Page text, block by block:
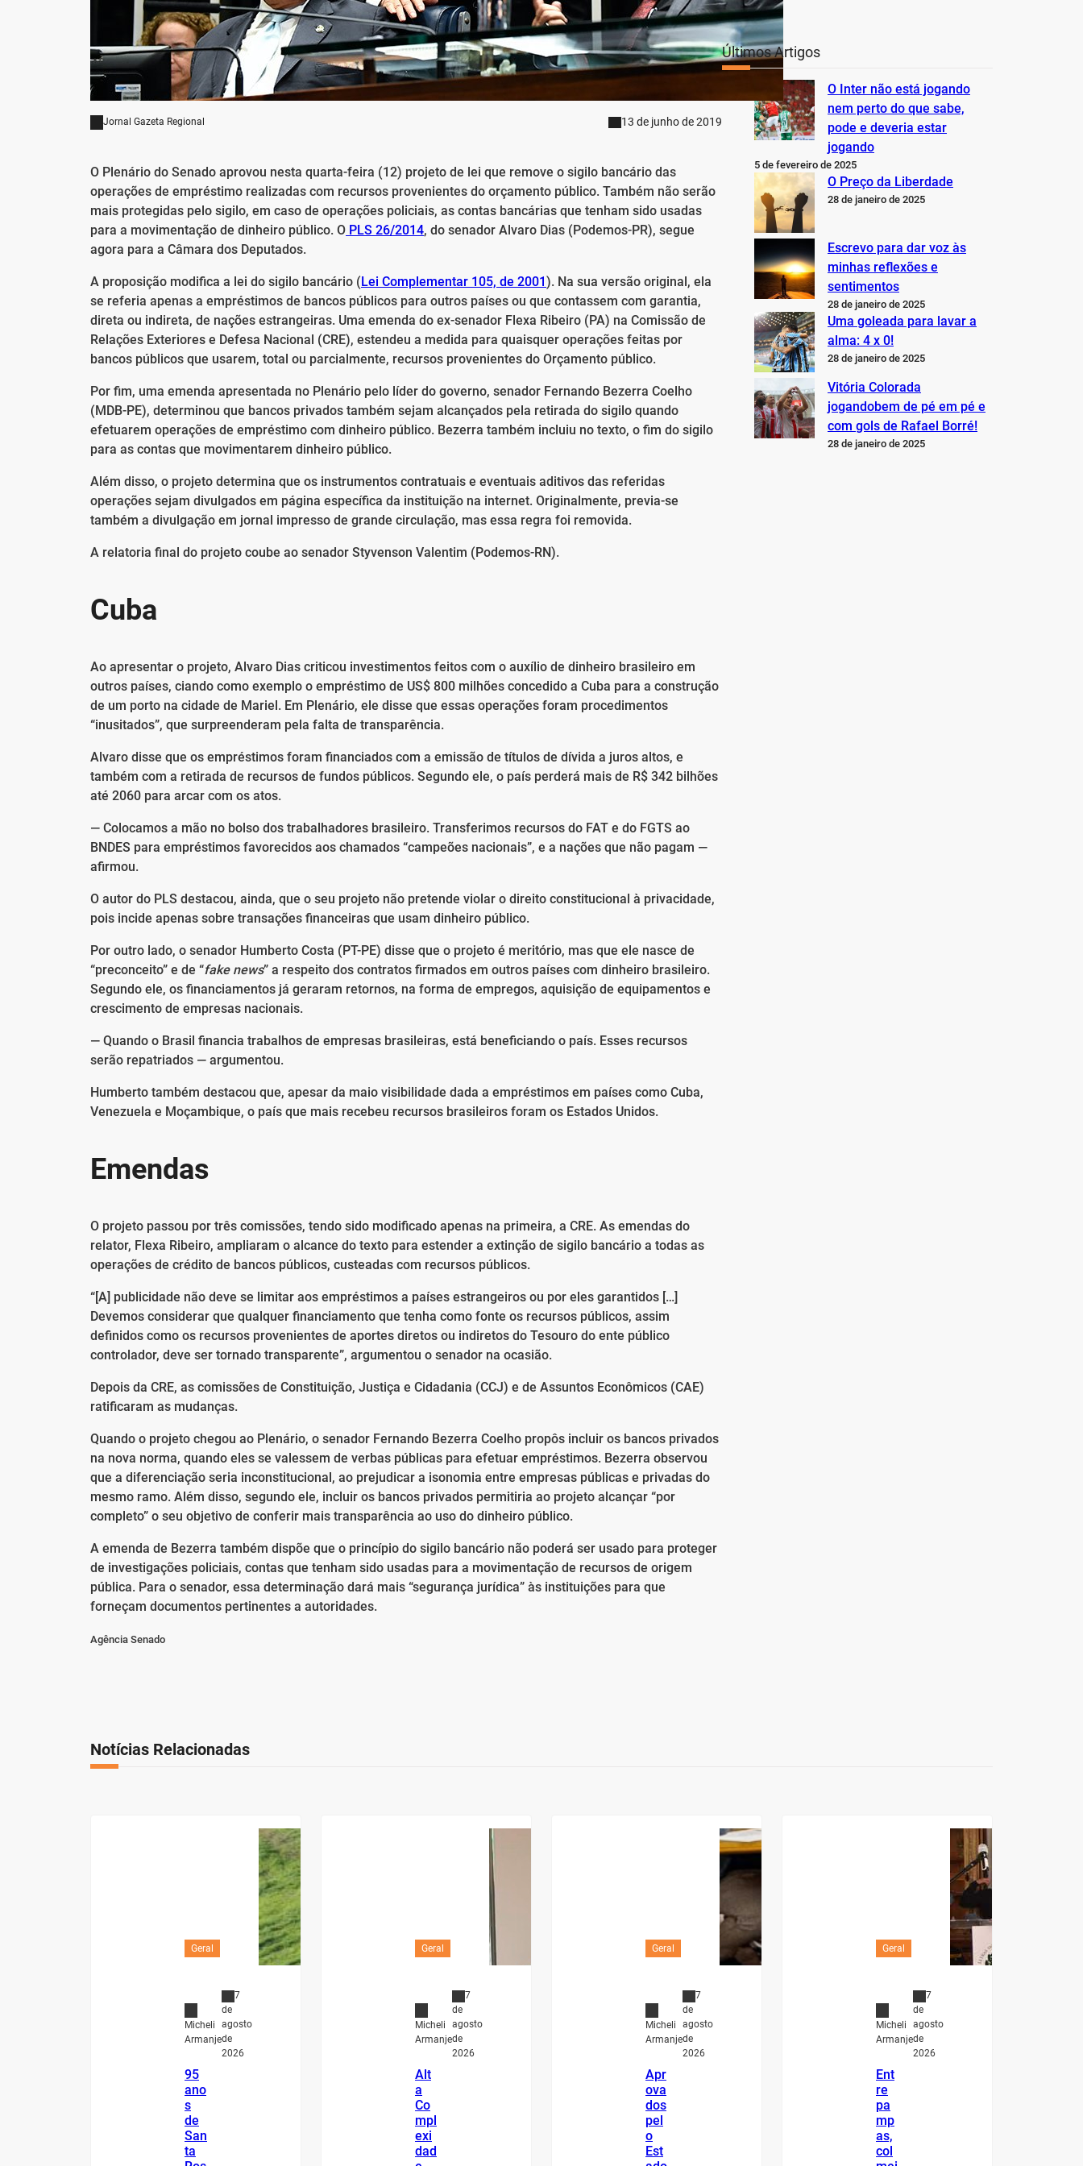
Jornal Gazeta Regional 13 de junho de 2019
O Plenário do Senado aprovou nesta quarta-feira (12) projeto de lei que remove o sigilo bancário das
operações de empréstimo realizadas com recursos provenientes do orçamento público. Também não serão
mais protegidas pelo sigilo, em caso de operações policiais, as contas bancárias que tenham sido usadas
para a movimentação de dinheiro público. O PLS 26/2014, do senador Alvaro Dias (Podemos-PR), segue
agora para a Câmara dos Deputados.
A proposição modifica a lei do sigilo bancário (Lei Complementar 105, de 2001). Na sua versão original, ela
se referia apenas a empréstimos de bancos públicos para outros países ou que contassem com garantia,
direta ou indireta, de nações estrangeiras. Uma emenda do ex-senador Flexa Ribeiro (PA) na Comissão de
Relações Exteriores e Defesa Nacional (CRE), estendeu a medida para quaisquer operações feitas por
bancos públicos que usarem, total ou parcialmente, recursos provenientes do Orçamento público.
Por fim, uma emenda apresentada no Plenário pelo líder do governo, senador Fernando Bezerra Coelho
(MDB-PE), determinou que bancos privados também sejam alcançados pela retirada do sigilo quando
efetuarem operações de empréstimo com dinheiro público. Bezerra também incluiu no texto, o fim do sigilo
para as contas que movimentarem dinheiro público.
Além disso, o projeto determina que os instrumentos contratuais e eventuais aditivos das referidas
operações sejam divulgados em página específica da instituição na internet. Originalmente, previa-se
também a divulgação em jornal impresso de grande circulação, mas essa regra foi removida.
A relatoria final do projeto coube ao senador Styvenson Valentim (Podemos-RN).
Cuba
Ao apresentar o projeto, Alvaro Dias criticou investimentos feitos com o auxílio de dinheiro brasileiro em
outros países, ciando como exemplo o empréstimo de US$ 800 milhões concedido a Cuba para a construção
de um porto na cidade de Mariel. Em Plenário, ele disse que essas operações foram procedimentos
“inusitados”, que surpreenderam pela falta de transparência.
Alvaro disse que os empréstimos foram financiados com a emissão de títulos de dívida a juros altos, e
também com a retirada de recursos de fundos públicos. Segundo ele, o país perderá mais de R$ 342 bilhões
até 2060 para arcar com os atos.
— Colocamos a mão no bolso dos trabalhadores brasileiro. Transferimos recursos do FAT e do FGTS ao
BNDES para empréstimos favorecidos aos chamados “campeões nacionais”, e a nações que não pagam —
afirmou.
O autor do PLS destacou, ainda, que o seu projeto não pretende violar o direito constitucional à privacidade,
pois incide apenas sobre transações financeiras que usam dinheiro público.
Por outro lado, o senador Humberto Costa (PT-PE) disse que o projeto é meritório, mas que ele nasce de
“preconceito” e de “fake news” a respeito dos contratos firmados em outros países com dinheiro brasileiro.
Segundo ele, os financiamentos já geraram retornos, na forma de empregos, aquisição de equipamentos e
crescimento de empresas nacionais.
— Quando o Brasil financia trabalhos de empresas brasileiras, está beneficiando o país. Esses recursos
serão repatriados — argumentou.
Humberto também destacou que, apesar da maio visibilidade dada a empréstimos em países como Cuba,
Venezuela e Moçambique, o país que mais recebeu recursos brasileiros foram os Estados Unidos.
Emendas
O projeto passou por três comissões, tendo sido modificado apenas na primeira, a CRE. As emendas do
relator, Flexa Ribeiro, ampliaram o alcance do texto para estender a extinção de sigilo bancário a todas as
operações de crédito de bancos públicos, custeadas com recursos públicos.
“[A] publicidade não deve se limitar aos empréstimos a países estrangeiros ou por eles garantidos […]
Devemos considerar que qualquer financiamento que tenha como fonte os recursos públicos, assim
definidos como os recursos provenientes de aportes diretos ou indiretos do Tesouro do ente público
controlador, deve ser tornado transparente”, argumentou o senador na ocasião.
Depois da CRE, as comissões de Constituição, Justiça e Cidadania (CCJ) e de Assuntos Econômicos (CAE)
ratificaram as mudanças.
Quando o projeto chegou ao Plenário, o senador Fernando Bezerra Coelho propôs incluir os bancos privados
na nova norma, quando eles se valessem de verbas públicas para efetuar empréstimos. Bezerra observou
que a diferenciação seria inconstitucional, ao prejudicar a isonomia entre empresas públicas e privadas do
mesmo ramo. Além disso, segundo ele, incluir os bancos privados permitiria ao projeto alcançar “por
completo” o seu objetivo de conferir mais transparência ao uso do dinheiro público.
A emenda de Bezerra também dispõe que o princípio do sigilo bancário não poderá ser usado para proteger
de investigações policiais, contas que tenham sido usadas para a movimentação de recursos de origem
pública. Para o senador, essa determinação dará mais “segurança jurídica” às instituições para que
forneçam documentos pertinentes a autoridades.
Agência Senado
Últimos Artigos
O Inter não está jogando
nem perto do que sabe,
pode e deveria estar
jogando
5 de fevereiro de 2025
O Preço da Liberdade
28 de janeiro de 2025
Escrevo para dar voz às
minhas reflexões e
sentimentos
28 de janeiro de 2025
Uma goleada para lavar a
alma: 4 x 0!
28 de janeiro de 2025
Vitória Colorada
jogandobem de pé em pé e
com gols de Rafael Borré!
28 de janeiro de 2025
Notícias Relacionadas
Geral
Micheli
Armanje
7
de
agosto
de
2026
95
ano
s
de
San
ta
Geral
Micheli
Armanje
7
de
agosto
de
2026
Alt
a
Co
mpl
exi
dad
Geral
Micheli
Armanje
7
de
agosto
de
2026
Apr
ova
dos
pel
o
Est
Geral
Micheli
Armanje
7
de
agosto
de
2026
Ent
re
pa
mp
as,
col